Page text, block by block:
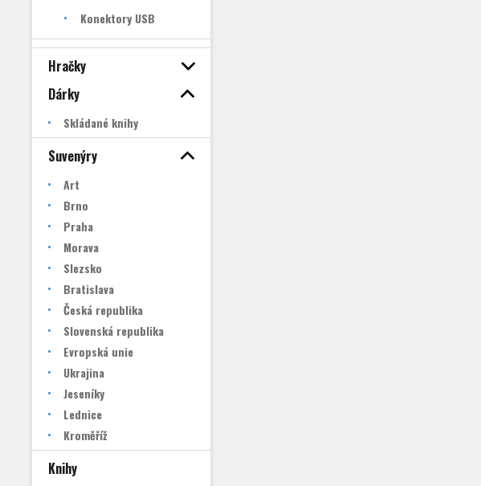
Konektory USB
Hračky
Dárky
Skládané knihy
Suvenýry
Art
Brno
Praha
Morava
Slezsko
Bratislava
Česká republika
Slovenská republika
Evropská unie
Ukrajina
Jeseníky
Lednice
Kroměříž
Knihy